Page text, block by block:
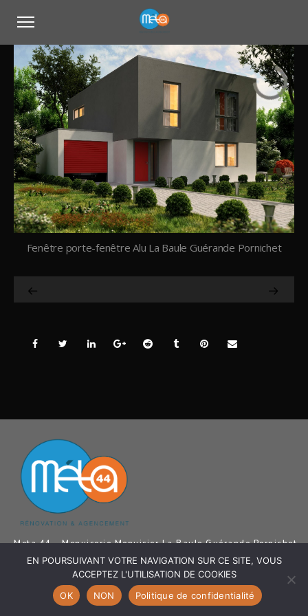
Fenêtre porte-fenêtre Alu La Baule Guérande Pornichet
Meta 44 - Menuiserie Menuisier La Baule Guérande Pornichet
Agencement intérieur, Ouvertures, Pose revêtements de sol,
Aménagement Extérieur La Baule Guérande Pornichet Saint
EN POURSUIVANT VOTRE NAVIGATION SUR CE SITE, VOUS
ACCEPTEZ L'UTILISATION DE COOKIES
OK
NON Politique de confidentialité